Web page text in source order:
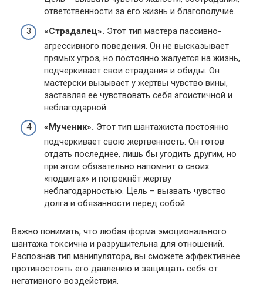
ответственности за его жизнь и благополучие.​
«Страдалец».​ Этот тип мастера пассивно-
агрессивного поведения.​ Он не высказывает
прямых угроз, но постоянно жалуется на жизнь,
подчеркивает свои страдания и обиды.​ Он
мастерски вызывает у жертвы чувство вины,
заставляя её чувствовать себя эгоистичной и
неблагодарной.​
«Мученик».​ Этот тип шантажиста постоянно
подчеркивает свою жертвенность.​ Он готов
отдать последнее, лишь бы угодить другим, но
при этом обязательно напомнит о своих
«подвигах» и попрекнёт жертву
неблагодарностью.​ Цель – вызвать чувство
долга и обязанности перед собой.​
Важно понимать, что любая форма эмоционального
шантажа токсична и разрушительна для отношений.​
Распознав тип манипулятора, вы сможете эффективнее
противостоять его давлению и защищать себя от
негативного воздействия.​